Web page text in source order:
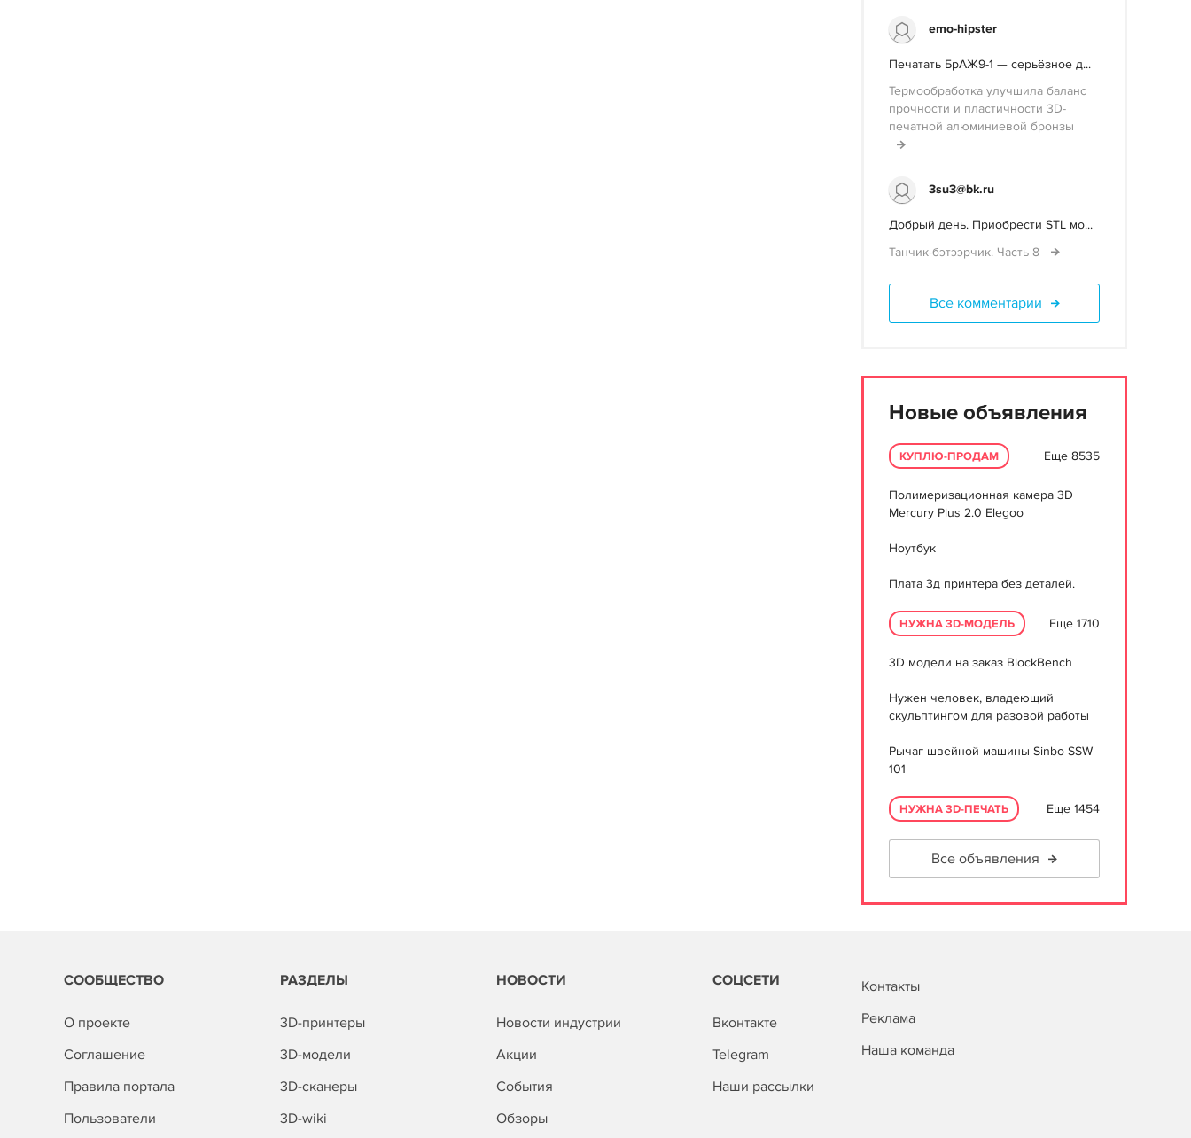
emo-hipster
Печатать БрАЖ9-1 — серьёзное д...
Термообработка улучшила баланс
прочности и пластичности 3D-
печатной алюминиевой бронзы
3su3@bk.ru
Добрый день. Приобрести STL мо...
Танчик-бэтээрчик. Часть 8
Все комментарии
Новые объявления
КУПЛЮ-ПРОДАМ Еще 8535
Полимеризационная камера 3D
Mercury Plus 2.0 Elegoo
Ноутбук
Плата 3д принтера без деталей.
НУЖНА 3D-МОДЕЛЬ Еще 1710
3D модели на заказ BlockBench
Нужен человек, владеющий
скульптингом для разовой работы
Рычаг швейной машины Sinbo SSW
101
НУЖНА 3D-ПЕЧАТЬ Еще 1454
Все объявления
СООБЩЕСТВО
О проекте
Соглашение
Правила портала
Пользователи
РАЗДЕЛЫ
3D-принтеры
3D-модели
3D-сканеры
3D-wiki
НОВОСТИ
Новости индустрии
Акции
События
Обзоры
СОЦСЕТИ
Вконтакте
Telegram
Наши рассылки
Контакты
Реклама
Наша команда